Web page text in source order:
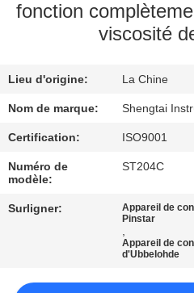
CONTRÔLE
QUALITÉ
CONTACTEZ-
NOUS
DEMANDEZ
fonction
viscosité
Lieu d'origine: La Chine
Nom de marque: Shengtai
Certification: ISO9001
Numéro de
modèle:
ST204C
Surligner:
Appareil de
Pinstar
,
Appareil de
d'Ubbelohde